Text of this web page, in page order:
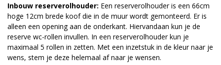
Inbouw reserverolhouder: Een reserverolhouder is een 66cm
hoge 12cm brede koof die in de muur wordt gemonteerd. Er is
alleen een opening aan de onderkant. Hiervandaan kun je de
reserve wc-rollen invullen. In een reserverolhouder kun je
maximaal 5 rollen in zetten. Met een inzetstuk in de kleur naar je
wens, stem je deze helemaal af naar je wensen.